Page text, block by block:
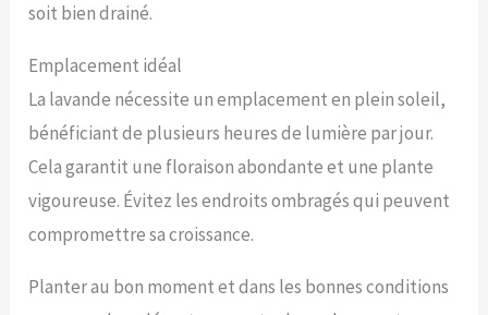
soit bien drainé.
Emplacement idéal
La lavande nécessite un emplacement en plein soleil,
bénéficiant de plusieurs heures de lumière par jour.
Cela garantit une floraison abondante et une plante
vigoureuse. Évitez les endroits ombragés qui peuvent
compromettre sa croissance.
Planter au bon moment et dans les bonnes conditions